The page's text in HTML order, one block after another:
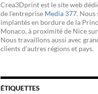
Crea3Dprint est le site web
de l'entreprise Media 377. Nous
implantés en bordure de la
Monaco, à proximité de Nice
Nous travaillons aussi avec
clients d'autres régions et pays.
ÉTIQUETTES